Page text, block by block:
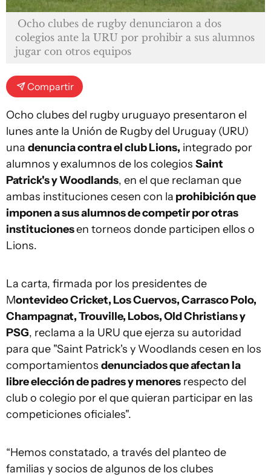
Ocho clubes de rugby denunciaron a dos
colegios ante la URU por prohibir a sus alumnos
jugar con otros equipos
Compartir
Ocho clubes del rugby uruguayo presentaron el
lunes ante la Unión de Rugby del Uruguay (URU)
una denuncia contra el club Lions, integrado por
alumnos y exalumnos de los colegios Saint
Patrick's y Woodlands, en el que reclaman que
ambas instituciones cesen con la prohibición que
imponen a sus alumnos de competir por otras
institucionesen torneos donde participen ellos o
Lions.
La carta, firmada por los presidentes de
Montevideo Cricket, Los Cuervos, Carrasco Polo,
Champagnat, Trouville, Lobos, Old Christians y
PSG, reclama a la URU que ejerza su autoridad
para que "Saint Patrick's y Woodlands cesen en los
comportamientos denunciados que afectan la
libre elección de padres y menores respecto del
club o colegio por el que quieran participar en las
competiciones oficiales".
“Hemos constatado, a través del planteo de
familias y socios de algunos de los clubes